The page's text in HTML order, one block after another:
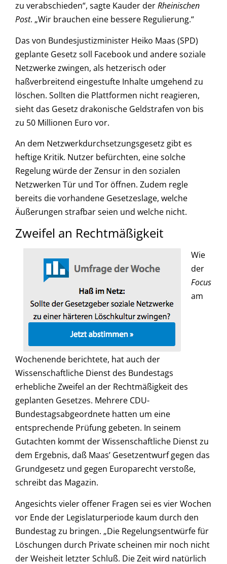
zu verabschieden“, sagte Kauder derRheinischen
Post. „Wir brauchen eine bessere Regulierung.“
Das von Bundesjustizminister Heiko Maas (SPD)
geplante Gesetz soll Facebook und andere soziale
Netzwerke zwingen, als hetzerisch oder
haßverbreitend eingestufte Inhalte umgehend zu
löschen. Sollten die Plattformen nicht reagieren,
sieht das Gesetz drakonische Geldstrafen von bis
zu 50 Millionen Euro vor.
An dem Netzwerkdurchsetzungsgesetz gibt es
heftige Kritik. Nutzer befürchten, eine solche
Regelung würde der Zensur in den sozialen
Netzwerken Tür und Tor öffnen. Zudem regle
bereits die vorhandene Gesetzeslage, welche
Äußerungen strafbar seien und welche nicht.
Zweifel an Rechtmäßigkeit
Wie
der
Focus
am
Wochenende berichtete, hat auch der
Wissenschaftliche Dienst des Bundestags
erhebliche Zweifel an der Rechtmäßigkeit des
geplanten Gesetzes. Mehrere CDU-
Bundestagsabgeordnete hatten um eine
entsprechende Prüfung gebeten. In seinem
Gutachten kommt der Wissenschaftliche Dienst zu
dem Ergebnis, daß Maas’ Gesetzentwurf gegen das
Grundgesetz und gegen Europarecht verstoße,
schreibt das Magazin.
Angesichts vieler offener Fragen sei es vier Wochen
vor Ende der Legislaturperiode kaum durch den
Bundestag zu bringen. „Die Regelungsentwürfe für
Löschungen durch Private scheinen mir noch nicht
der Weisheit letzter Schluß. Die Zeit wird natürlich